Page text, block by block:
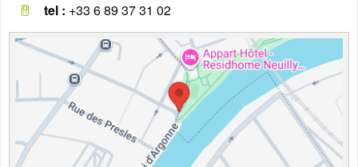
tel : +33 6 89 37 31 02